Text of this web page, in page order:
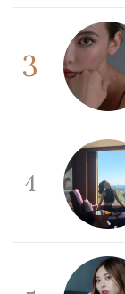
3
4